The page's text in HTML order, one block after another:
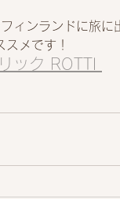
ィンランドに旅に
メです！
ック ROTTI